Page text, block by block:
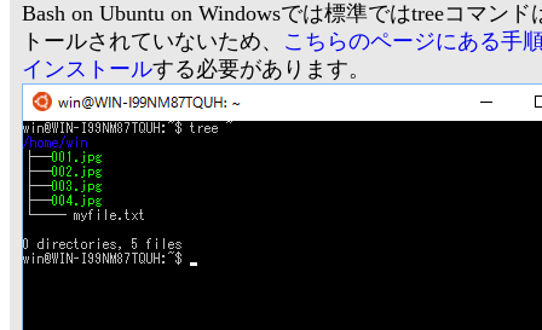
Bash on Ubuntu on Windowsでは標準ではtreeコマンド
トールされていないため、 こちらのページにある手
インストールする必要があります。